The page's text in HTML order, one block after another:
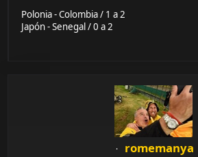
Polonia - Colombia / 1 a 2
Japón - Senegal / 0 a 2
romemanya